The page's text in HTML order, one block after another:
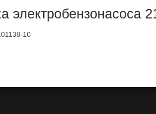
электробензонасоса
10